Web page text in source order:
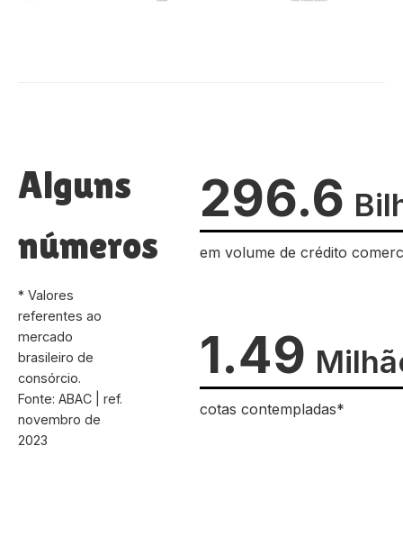
Alguns
números
* Valores
referentes ao
mercado
brasileiro de
consórcio.
Fonte: ABAC | ref.
novembro de
2023
296.6
em volume de crédito
1.49
cotas contempladas*